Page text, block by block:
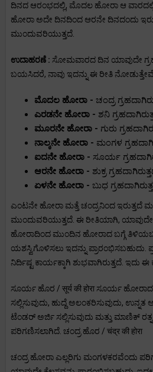
ದಿನದ ಆರಂಭದಲ್ಲಿ, ಮೊದಲ ಹೋರಾ ಆ
ಹೋರಾ ಅದೇ ದಿನದಿಂದ ಆರನೇ ದಿನದಂದು
ಮುಂದುವರಿಯುತ್ತದೆ.
ಉದಾಹರಣೆ : ಸೋಮವಾರದ ದಿನ ಯಾವುದೇ
ಬಯಸಿದರೆ, ನಾವು ಇದನ್ನು ಈ ರೀತಿ
ಮೊದಲ ಹೋರಾ - ಚಂದ್ರ
ಎರಡನೇ ಹೋರಾ - ಶನಿ
ಮೂರನೇ ಹೋರಾ - ಗುರು
ನಾಲ್ಕನೇ ಹೋರಾ - ಮಂಗಳ
ಐದನೇ ಹೋರಾ - ಸೂರ್ಯ
ಆರನೇ ಹೋರಾ - ಶುಕ್ರ
ಏಳನೇ ಹೋರಾ - ಬುಧ
ಎಂಟನೇ ಹೋರಾ ಮತ್ತೆ ಚಂದ್ರನಿಂದ ಇರುತ್ತದೆ
ಮುಂದುವರಿಯುತ್ತದೆ. ಈ ರೀತಿಯಾಗಿ, ಯಾವುದೇ
ಹೋರಾದಿಂದ ಮುಂದಿನ ಹೋರಾದ ಬಗ್ಗೆ
ಯಶಸ್ವಿಗೊಳಿಸಲು ಇದನ್ನು ಪ್ರಾರಂಭಿಸಬಹುದು.
ನಿರ್ದಿಷ್ಟ ಕಾರ್ಯಕ್ಕಾಗಿ ಶುಭವಾಗಿರುತ್ತದೆ. ಇದು ಈ
ಸೂರ್ಯ ಹೊರ / सूर्य की होरा ಸೂರ್ಯ
ಸಲ್ಲಿಸುವುದು, ಹುದ್ದೆ ಅಲಂಕರಿಸುವುದು,
ಟೆಂಡರ್ ಅರ್ಜಿ ಸಲ್ಲಿಸುವುದು ಮತ್ತು ಮಾಣಿಕ್
ಪರಿಗಣಿಸಲಾಗಿದೆ. ಚಂದ್ರ ಹೊರ / चंद्र की होरा
ಚಂದ್ರ ಹೋರಾ ಎಲ್ಲರಿಗು ಮಂಗಳಕರವೆಂದು